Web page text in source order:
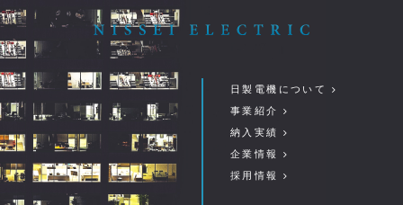
日製電機について
事業紹介
納入実績
企業情報
採用情報